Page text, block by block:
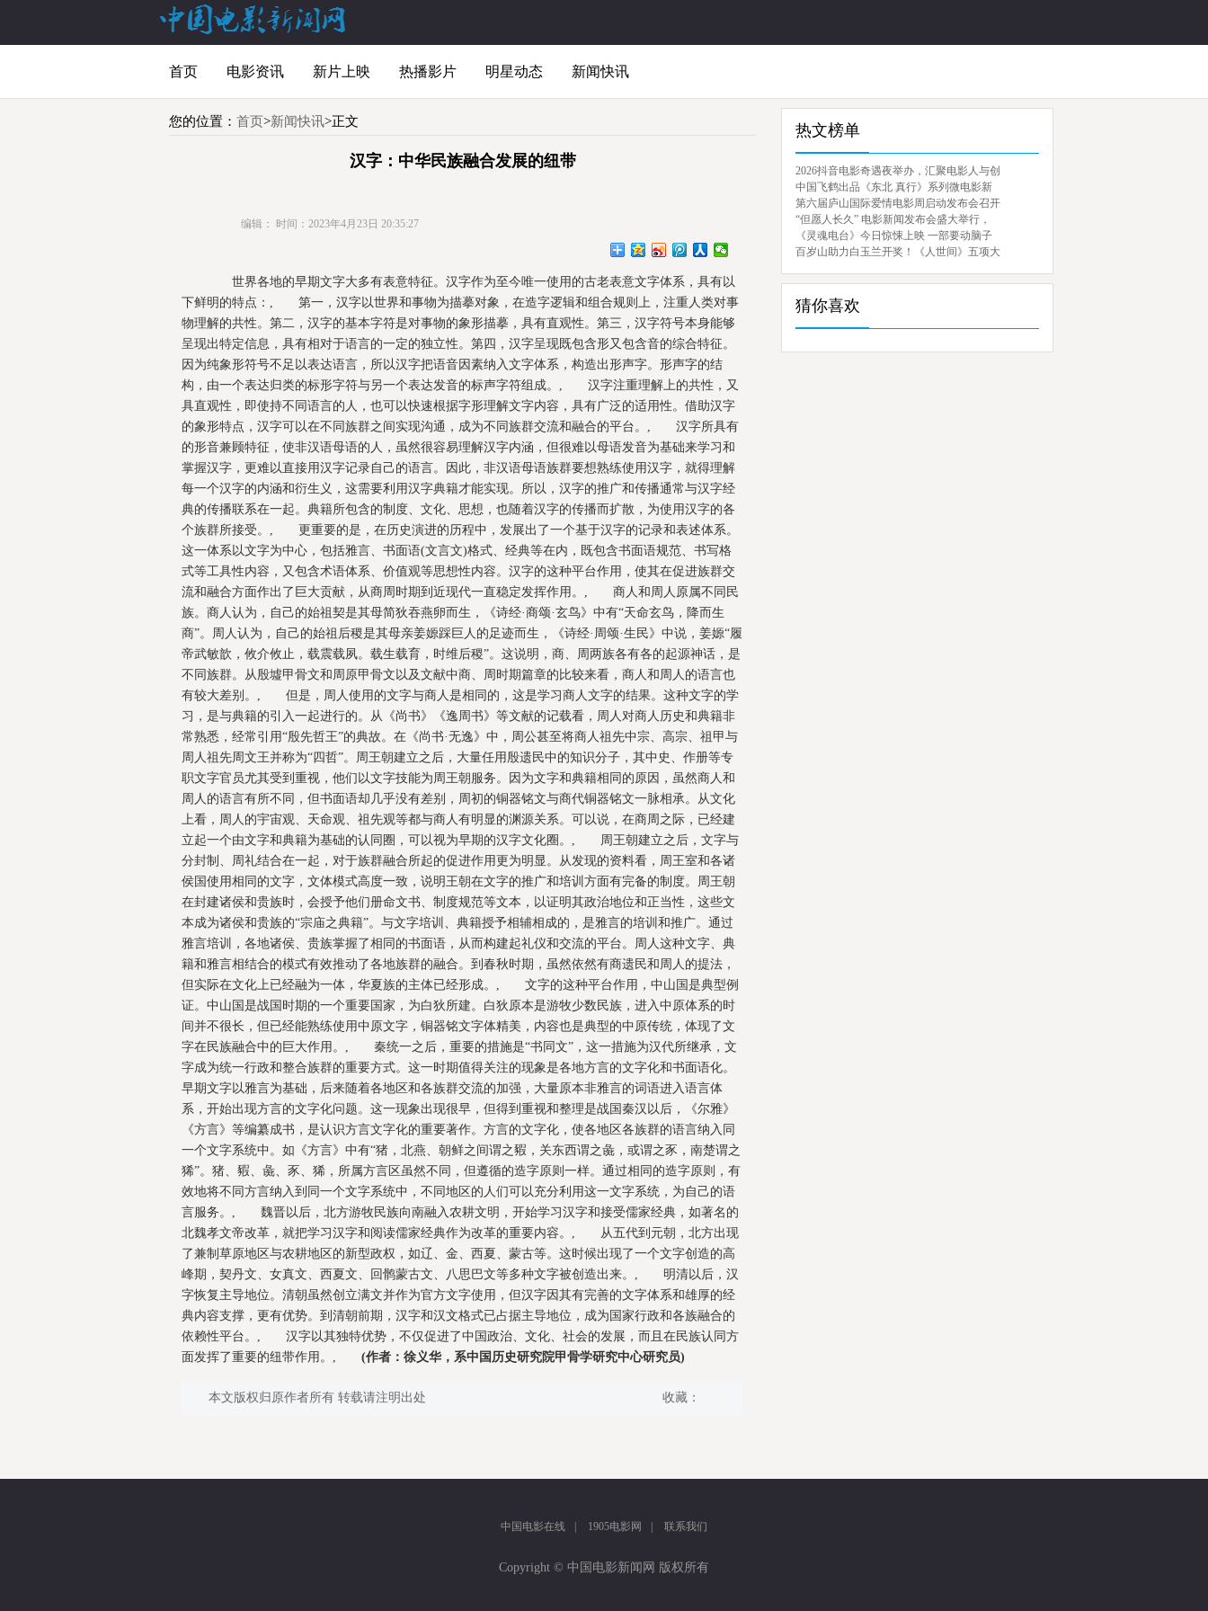
首页 电影资讯 新片上映 热播影片 明星动态 新闻快讯
您的位置： 首页>新闻快讯>正文
汉字：中华民族融合发展的纽带
编辑： 时间：2023年4月23日 20:35:27
世界各地的早期文字大多有表意特征。汉字作为至今唯一使用的古老表意文字体系，具有以
下鲜明的特点：, 第一，汉字以世界和事物为描摹对象，在造字逻辑和组合规则上，注重人类对事
物理解的共性。第二，汉字的基本字符是对事物的象形描摹，具有直观性。第三，汉字符号本身能够
呈现出特定信息，具有相对于语言的一定的独立性。第四，汉字呈现既包含形又包含音的综合特征。
因为纯象形符号不足以表达语言，所以汉字把语音因素纳入文字体系，构造出形声字。形声字的结
构，由一个表达归类的标形字符与另一个表达发音的标声字符组成。, 汉字注重理解上的共性，又
具直观性，即使持不同语言的人，也可以快速根据字形理解文字内容，具有广泛的适用性。借助汉字
的象形特点，汉字可以在不同族群之间实现沟通，成为不同族群交流和融合的平台。, 汉字所具有
的形音兼顾特征，使非汉语母语的人，虽然很容易理解汉字内涵，但很难以母语发音为基础来学习和
掌握汉字，更难以直接用汉字记录自己的语言。因此，非汉语母语族群要想熟练使用汉字，就得理解
每一个汉字的内涵和衍生义，这需要利用汉字典籍才能实现。所以，汉字的推广和传播通常与汉字经
典的传播联系在一起。典籍所包含的制度、文化、思想，也随着汉字的传播而扩散，为使用汉字的各
个族群所接受。, 更重要的是，在历史演进的历程中，发展出了一个基于汉字的记录和表述体系。
这一体系以文字为中心，包括雅言、书面语(文言文)格式、经典等在内，既包含书面语规范、书写格
式等工具性内容，又包含术语体系、价值观等思想性内容。汉字的这种平台作用，使其在促进族群交
流和融合方面作出了巨大贡献，从商周时期到近现代一直稳定发挥作用。, 商人和周人原属不同民
族。商人认为，自己的始祖契是其母简狄吞燕卵而生，《诗经·商颂·玄鸟》中有“天命玄鸟，降而生
商”。周人认为，自己的始祖后稷是其母亲姜嫄踩巨人的足迹而生，《诗经·周颂·生民》中说，姜嫄“履
帝武敏歆，攸介攸止，载震载夙。载生载育，时维后稷”。这说明，商、周两族各有各的起源神话，是
不同族群。从殷墟甲骨文和周原甲骨文以及文献中商、周时期篇章的比较来看，商人和周人的语言也
有较大差别。, 但是，周人使用的文字与商人是相同的，这是学习商人文字的结果。这种文字的学
习，是与典籍的引入一起进行的。从《尚书》《逸周书》等文献的记载看，周人对商人历史和典籍非
常熟悉，经常引用“殷先哲王”的典故。在《尚书·无逸》中，周公甚至将商人祖先中宗、高宗、祖甲与
周人祖先周文王并称为“四哲”。周王朝建立之后，大量任用殷遗民中的知识分子，其中史、作册等专
职文字官员尤其受到重视，他们以文字技能为周王朝服务。因为文字和典籍相同的原因，虽然商人和
周人的语言有所不同，但书面语却几乎没有差别，周初的铜器铭文与商代铜器铭文一脉相承。从文化
上看，周人的宇宙观、天命观、祖先观等都与商人有明显的渊源关系。可以说，在商周之际，已经建
立起一个由文字和典籍为基础的认同圈，可以视为早期的汉字文化圈。, 周王朝建立之后，文字与
分封制、周礼结合在一起，对于族群融合所起的促进作用更为明显。从发现的资料看，周王室和各诸
侯国使用相同的文字，文体模式高度一致，说明王朝在文字的推广和培训方面有完备的制度。周王朝
在封建诸侯和贵族时，会授予他们册命文书、制度规范等文本，以证明其政治地位和正当性，这些文
本成为诸侯和贵族的“宗庙之典籍”。与文字培训、典籍授予相辅相成的，是雅言的培训和推广。通过
雅言培训，各地诸侯、贵族掌握了相同的书面语，从而构建起礼仪和交流的平台。周人这种文字、典
籍和雅言相结合的模式有效推动了各地族群的融合。到春秋时期，虽然依然有商遗民和周人的提法，
但实际在文化上已经融为一体，华夏族的主体已经形成。, 文字的这种平台作用，中山国是典型例
证。中山国是战国时期的一个重要国家，为白狄所建。白狄原本是游牧少数民族，进入中原体系的时
间并不很长，但已经能熟练使用中原文字，铜器铭文字体精美，内容也是典型的中原传统，体现了文
字在民族融合中的巨大作用。, 秦统一之后，重要的措施是“书同文”，这一措施为汉代所继承，文
字成为统一行政和整合族群的重要方式。这一时期值得关注的现象是各地方言的文字化和书面语化。
早期文字以雅言为基础，后来随着各地区和各族群交流的加强，大量原本非雅言的词语进入语言体
系，开始出现方言的文字化问题。这一现象出现很早，但得到重视和整理是战国秦汉以后，《尔雅》
《方言》等编纂成书，是认识方言文字化的重要著作。方言的文字化，使各地区各族群的语言纳入同
一个文字系统中。如《方言》中有“猪，北燕、朝鲜之间谓之豭，关东西谓之彘，或谓之豕，南楚谓之
狶”。猪、豭、彘、豕、狶，所属方言区虽然不同，但遵循的造字原则一样。通过相同的造字原则，有
效地将不同方言纳入到同一个文字系统中，不同地区的人们可以充分利用这一文字系统，为自己的语
言服务。, 魏晋以后，北方游牧民族向南融入农耕文明，开始学习汉字和接受儒家经典，如著名的
北魏孝文帝改革，就把学习汉字和阅读儒家经典作为改革的重要内容。, 从五代到元朝，北方出现
了兼制草原地区与农耕地区的新型政权，如辽、金、西夏、蒙古等。这时候出现了一个文字创造的高
峰期，契丹文、女真文、西夏文、回鹘蒙古文、八思巴文等多种文字被创造出来。, 明清以后，汉
字恢复主导地位。清朝虽然创立满文并作为官方文字使用，但汉字因其有完善的文字体系和雄厚的经
典内容支撑，更有优势。到清朝前期，汉字和汉文格式已占据主导地位，成为国家行政和各族融合的
依赖性平台。, 汉字以其独特优势，不仅促进了中国政治、文化、社会的发展，而且在民族认同方
面发挥了重要的纽带作用。, (作者：徐义华，系中国历史研究院甲骨学研究中心研究员)
本文版权归原作者所有 转载请注明出处 收藏：
热文榜单
2026抖音电影奇遇夜举办，汇聚电影人与创
中国飞鹤出品《东北 真行》系列微电影新
第六届庐山国际爱情电影周启动发布会召开
“但愿人长久” 电影新闻发布会盛大举行，
《灵魂电台》今日惊悚上映 一部要动脑子
百岁山助力白玉兰开奖！《人世间》五项大
猜你喜欢
中国电影在线 | 1905电影网 | 联系我们
Copyright © 中国电影新闻网 版权所有